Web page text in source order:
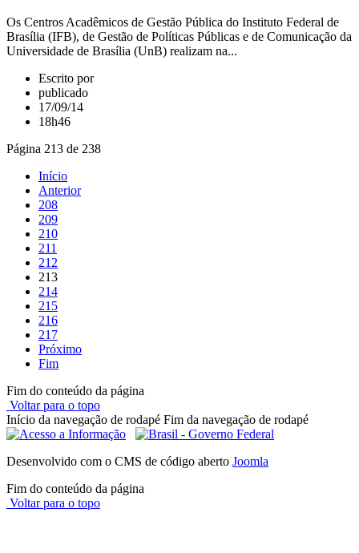
Os Centros Acadêmicos de Gestão Pública do Instituto Federal de
Brasília (IFB), de Gestão de Políticas Públicas e de Comunicação da
Universidade de Brasília (UnB) realizam na...
Escrito por
publicado
17/09/14
18h46
Página 213 de 238
Início
Anterior
208
209
210
211
212
213
214
215
216
217
Próximo
Fim
Fim do conteúdo da página
Voltar para o topo
Início da navegação de rodapé Fim da navegação de rodapé
Desenvolvido com o CMS de código aberto Joomla
Fim do conteúdo da página
Voltar para o topo